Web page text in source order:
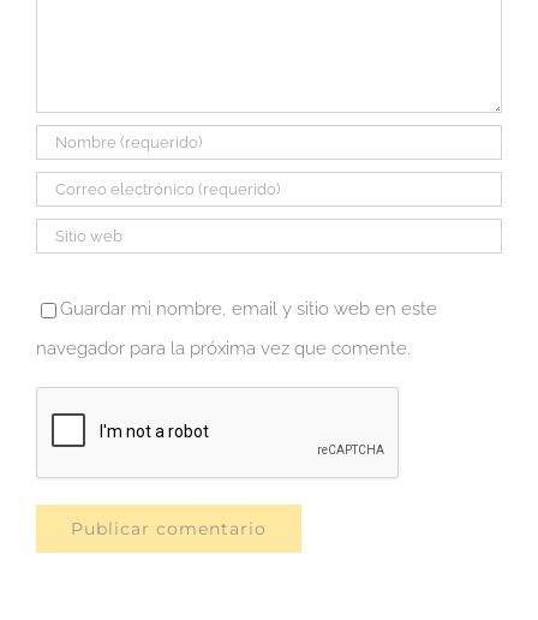
Guardar mi nombre, email y sitio web en este
navegador para la próxima vez que comente.